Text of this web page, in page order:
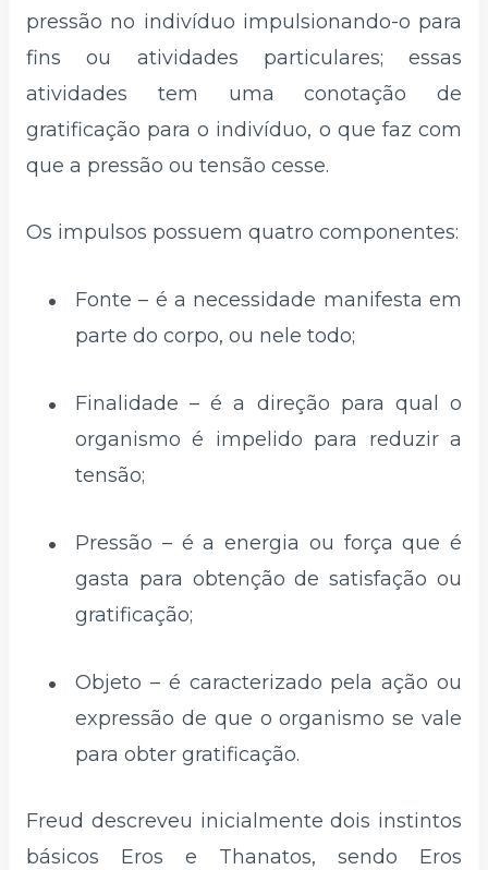
pressão no indivíduo impulsionando-o para
fins ou atividades particulares; essas
atividades tem uma conotação de
gratificação para o indivíduo, o que faz com
que a pressão ou tensão cesse.
Os impulsos possuem quatro componentes:
Fonte – é a necessidade manifesta em
parte do corpo, ou nele todo;
Finalidade – é a direção para qual o
organismo é impelido para reduzir a
tensão;
Pressão – é a energia ou força que é
gasta para obtenção de satisfação ou
gratificação;
Objeto – é caracterizado pela ação ou
expressão de que o organismo se vale
para obter gratificação.
Freud descreveu inicialmente dois instintos
básicos Eros e Thanatos, sendo Eros